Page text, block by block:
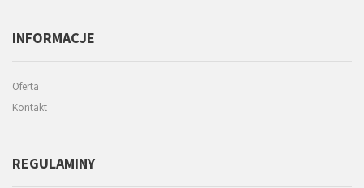
INFORMACJE
Oferta
Kontakt
REGULAMINY